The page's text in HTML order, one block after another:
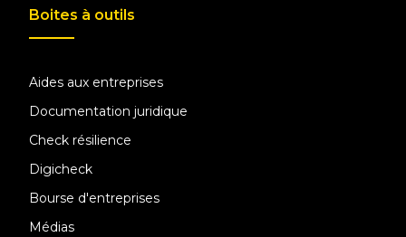
Boites à outils
Aides aux entreprises
Documentation juridique
Check résilience
Digicheck
Bourse d'entreprises
Médias